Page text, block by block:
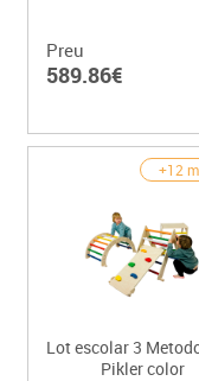
Preu
589.86€
+12
Lot escolar 3
Pikler color